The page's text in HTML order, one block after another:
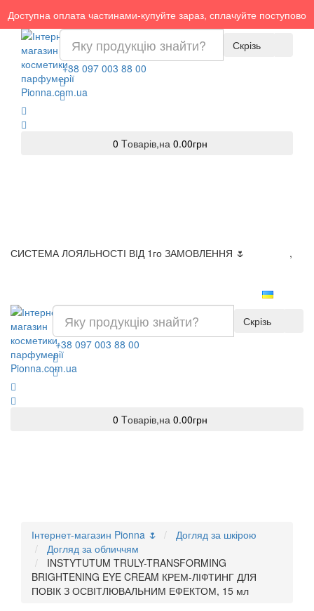
Доступна оплата частинами-купуйте зараз, сплачуйте поступово
Скрізь
+38 097 003 88 00
0 Tоварів,на 0.00грн
СИСТЕМА ЛОЯЛЬНОСТІ ВІД 1го ЗАМОВЛЕННЯ 🌷
,
Скрізь
+38 097 003 88 00
0 Tоварів,на 0.00грн
Інтернет-магазин Pionna 🌷
Догляд за шкірою
Догляд за обличчям
INSTYTUTUM TRULY-TRANSFORMING
BRIGHTENING EYE CREAM КРЕМ-ЛІФТИНГ ДЛЯ
ПОВІК З ОСВІТЛЮВАЛЬНИМ ЕФЕКТОМ, 15 мл